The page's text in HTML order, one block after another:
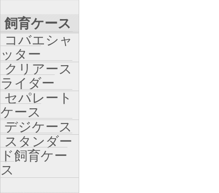
飼育ケース
コバエシャ
ッター
クリアース
ライダー
セパレート
ケース
デジケース
スタンダー
ド飼育ケー
ス